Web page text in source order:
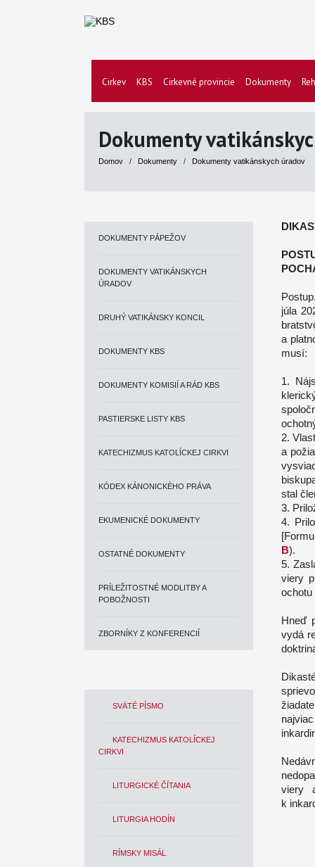
Cirkev KBS Cirkevné provincie Dokumenty
Dokumenty
Domov / Dokumenty / Dokumenty vatikánskych úradov
DOKUMENTY PÁPEŽOV
DOKUMENTY VATIKÁNSKYCH
ÚRADOV
DRUHÝ VATIKÁNSKY KONCIL
DOKUMENTY KBS
DOKUMENTY KOMISIÍ A RÁD KBS
PASTIERSKE LISTY KBS
KATECHIZMUS KATOLÍCKEJ CIRKVI
KÓDEX KÁNONICKÉHO PRÁVA
EKUMENICKÉ DOKUMENTY
OSTATNÉ DOKUMENTY
PRÍLEŽITOSTNÉ MODLITBY A
POBOŽNOSTI
ZBORNÍKY Z KONFERENCIÍ
SVÄTÉ PÍSMO
KATECHIZMUS KATOLÍCKEJ
CIRKVI
LITURGICKÉ ČÍTANIA
LITURGIA HODÍN
RÍMSKY MISÁL
júla
a
musí:
1.
2.
a
stal
3.
4.
B).
5.
viery
Hneď
vydá
viery
k